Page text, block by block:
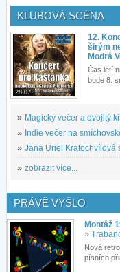
KLUBOVÁ SCÉNA
28.07.
12.
širým
Modrá
Čas letí
bude 8.
» Magický večer a dvojitý
» Indie večer na
» Jana Uriel Kratochvílová
» zobrazit více...
PRÁVĚ VYŠLO
Montáž
»
Nová
písních